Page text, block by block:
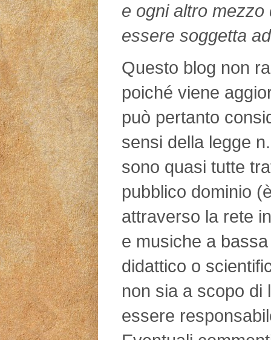
e ogni altro
essere soggetta
Questo blog non
poiché viene
può pertanto
sensi della legge
sono quasi tutte
pubblico dominio
attraverso la rete
e musiche a
didattico o
non sia a scopo di
essere